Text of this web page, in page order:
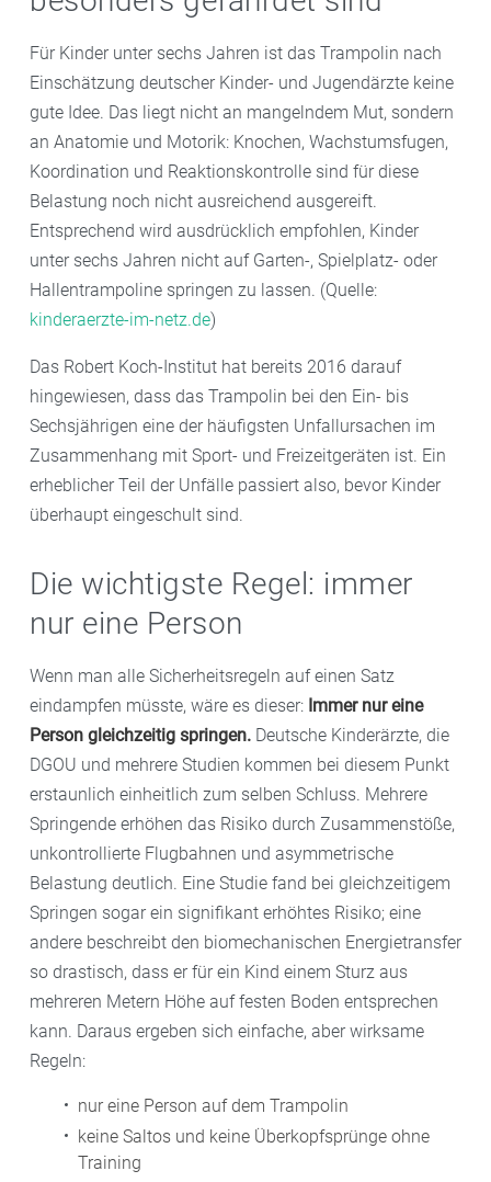
Für Kinder unter sechs Jahren ist das Trampolin nach
Einschätzung deutscher Kinder- und Jugendärzte keine
gute Idee. Das liegt nicht an mangelndem Mut, sondern
an Anatomie und Motorik: Knochen, Wachstumsfugen,
Koordination und Reaktionskontrolle sind für diese
Belastung noch nicht ausreichend ausgereift.
Entsprechend wird ausdrücklich empfohlen, Kinder
unter sechs Jahren nicht auf Garten-, Spielplatz- oder
Hallentrampoline springen zu lassen. (Quelle:
kinderaerzte-im-netz.de)
Das Robert Koch-Institut hat bereits 2016 darauf
hingewiesen, dass das Trampolin bei den Ein- bis
Sechsjährigen eine der häufigsten Unfallursachen im
Zusammenhang mit Sport- und Freizeitgeräten ist. Ein
erheblicher Teil der Unfälle passiert also, bevor Kinder
überhaupt eingeschult sind.
Die wichtigste Regel: immer
nur eine Person
Wenn man alle Sicherheitsregeln auf einen Satz
eindampfen müsste, wäre es dieser: Immer nur eine
Person gleichzeitig springen. Deutsche Kinderärzte, die
DGOU und mehrere Studien kommen bei diesem Punkt
erstaunlich einheitlich zum selben Schluss. Mehrere
Springende erhöhen das Risiko durch Zusammenstöße,
unkontrollierte Flugbahnen und asymmetrische
Belastung deutlich. Eine Studie fand bei gleichzeitigem
Springen sogar ein signifikant erhöhtes Risiko; eine
andere beschreibt den biomechanischen Energietransfer
so drastisch, dass er für ein Kind einem Sturz aus
mehreren Metern Höhe auf festen Boden entsprechen
kann. Daraus ergeben sich einfache, aber wirksame
Regeln:
nur eine Person auf dem Trampolin
keine Saltos und keine Überkopfsprünge ohne
Training